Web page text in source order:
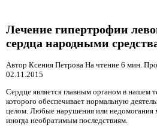
Лечение гипертрофии
сердца народными
Автор Ксения Петрова На чтение 6 мин.
02.11.2015
Сердце является главным органом в нашем
которого обеспечивает нормальную
целом. Любые нарушения или недомогания
иногда необратимым последствиям.